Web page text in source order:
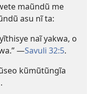
maũndũ me
asu nĩ ta:
naĩ yakwa, o
—Savuli 32:5.
kũmũtũngĩa
.